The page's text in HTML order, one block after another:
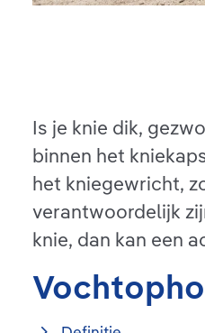
Is je knie dik,
binnen het
het kniegewricht,
verantwoordelijk
knie, dan kan een